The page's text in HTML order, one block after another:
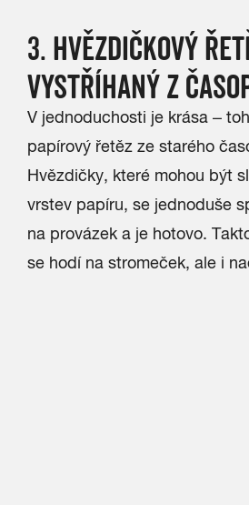
3. HVĚZDIČKOVÝ
VYSTŘÍHANÝ Z
V jednoduchosti je krása –
papírový řetěz ze starého
Hvězdičky, které mohou být
vrstev papíru, se jednoduše
na provázek a je hotovo.
se hodí na stromeček, ale i